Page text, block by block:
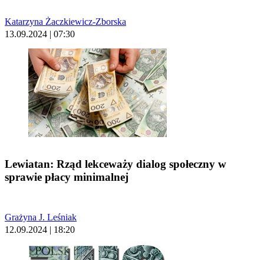
Katarzyna Żaczkiewicz-Zborska
13.09.2024 | 07:30
Lewiatan: Rząd lekceważy dialog społeczny w
sprawie płacy minimalnej
Grażyna J. Leśniak
12.09.2024 | 18:20